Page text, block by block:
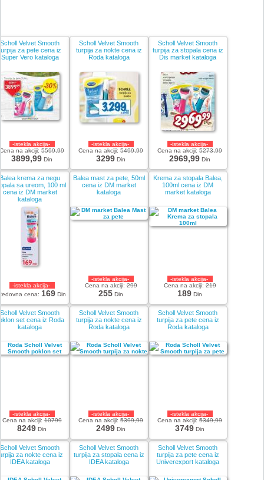
Scholl Velvet Smooth
za pete cena iz
Super Vero kataloga
-istekla akcija-
Cena na akciji:5599,99
3899,99 Din
Scholl Velvet Smooth
turpija za nokte cena iz
Roda kataloga
-istekla akcija-
Cena na akciji:5499,99
3299 Din
Scholl Velvet Smooth
turpija za stopala cena iz
Dis market kataloga
-istekla akcija-
Cena na akciji:5273,99
2969,99 Din
Balea krema za negu
sa ureom, 100 ml
cena iz DM market
kataloga
-istekla akcija-
cena: 169 Din
Balea mast za pete, 50ml
cena iz DM market
kataloga
-istekla akcija-
Cena na akciji:299
255 Din
Krema za stopala Balea,
100ml cena iz DM
market kataloga
-istekla akcija-
Cena na akciji:219
189 Din
Scholl Velvet Smooth
set cena iz Roda
kataloga
-istekla akcija-
Cena na akciji:10799
8249 Din
Scholl Velvet Smooth
turpija za nokte cena iz
Roda kataloga
-istekla akcija-
Cena na akciji:5399,99
2499 Din
Scholl Velvet Smooth
turpija za pete cena iz
Roda kataloga
-istekla akcija-
Cena na akciji:5349,99
3749 Din
Scholl Velvet Smooth
za nokte cena iz
IDEA kataloga
Scholl Velvet Smooth
turpija za stopala cena iz
IDEA kataloga
Scholl Velvet Smooth
turpija za pete cena iz
Univerexport kataloga